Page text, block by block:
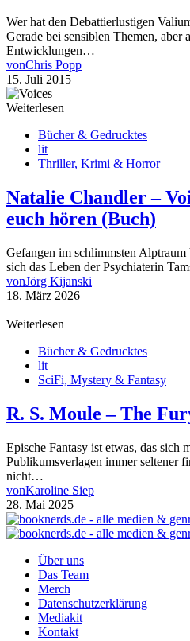
Wer hat den Debattierlustigen
Gerade bei sensiblen Themen, aber
Entwicklungen…
vonChris Popp
15. Juli 2015
Weiterlesen
Bücher & Gedrucktes
lit
Thriller, Krimi & Horror
Natalie Chandler –
euch hören (Buch)
Gefangen im schlimmsten Alptraum
sich das Leben der Psychiaterin
vonJörg Kijanski
18. März 2026
Weiterlesen
Bücher & Gedrucktes
lit
SciFi, Mystery & Fantasy
R. S. Moule – The
Epische Fantasy ist etwas, das sich
Publikumsverlagen immer seltener
nicht…
vonKaroline Siep
28. Mai 2025
Über uns
Das Team
Merch
Datenschutzerklärung
Mediakit
Kontakt